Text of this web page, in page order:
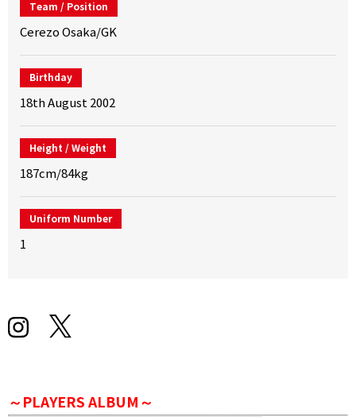
Team / Position
Cerezo Osaka/GK
Birthday
18th August 2002
Height / Weight
187cm/84kg
Uniform Number
1
～PLAYERS ALBUM～